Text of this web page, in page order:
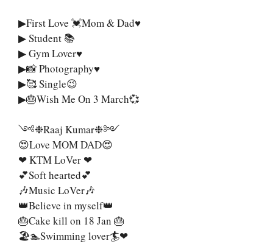
▶First Love 💓Mom & Dad♥️
▶ Student 📚
▶ Gym Lover♥️
▶📸 Photography♥️
▶🥰 Single😉
▶🎂Wish Me On 3 March💞
༺❉Raaj Kumar❉༻
😍Love MOM DAD😍
❤ KTM LoVer ❤
💕Soft hearted💕
🎶Music LoVer🎶
👑Believe in myself👑
🎂Cake kill on 18 Jan 🎂
🏖🏊Swimming lover🏄❤